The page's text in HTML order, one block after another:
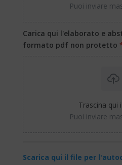
Puoi inviare
Carica qui l'elaborato e
formato pdf non protetto
Trascina qui
Puoi inviare
Scarica qui il file per